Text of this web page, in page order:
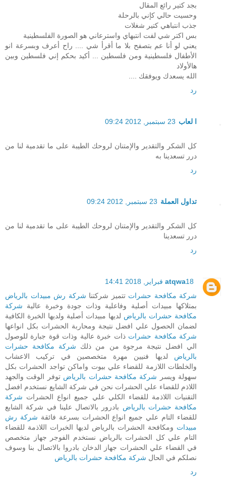
بجد كتير رائع المقال
وحسيت حالي كإني بالرحلة
جذب انتباهي كتير شغلات
بس اكتر شي لفت انتبهاي واسترعاني هو الصورة الفلسطينية
يعني لو أنا عم بتصفح بلا ما أقرأ شي .... راح أعرف وبسرعة انو
الأطفال فلسطينية ومن فلسطين ... أكيد بحكم إني فلسطين وبين
هالأولاد
الله يسعدك ويوفقك ....
رد
ا لعاب 23 سبتمبر, 2012 09:24
كل الشكر والتقدير والإمتنان لروحك الطيبة على ما تقدمية لنا من
درر تسعدينا به
رد
تداول العملة 23 سبتمبر, 2012 09:24
كل الشكر والتقدير والإمتنان لروحك الطيبة على ما تقدمية لنا من
درر تسعدينا
رد
atqwa18 فبراير, 2018 14:41
شركة مكافحة حشرات تتميز شركتنا شركة رش مبيدات بالرياض
بمتلاكها مبيدات أصلية وفاعلية وذات جودة وخبرة عالية شركة
مكافحة حشرات بالرياض لديها مبيدات أصلية ولديها الخبرة الكافية
لضمان الحصول علي افضل نتيجة ومحاربة الحشرات بكل انواعها
شركة مكافحة حشرات ذات خبرة عالية وذات قوة جبارة للوصول
الي افضل نتيجة مرجوة من من ذلك شركة مكافحة حشرات
بالرياض لديها فنيين مهرة متخصصين في تركيب الاعشاب
والخلطات اللازمة للقضاء علي بيوت واماكن تواجد الحشرات بكل
سهولة ويسر
شركة مكافحة حشرات بالرياض توفر الوقت والجهد
اللاذم للقضاء علي الحشرات نحن في شركة الشايع نستخدم افضل
التقنيات اللاذمة للقضاء الكلي علي جميع انواع الحشرات شركة
مكافحة حشرات بالرياض بادرور بالاتصال علينا في شركة الشايع
للقضاء التام علي جميع انواع الحشرات بسرعة فائقة شركة رش
مبيدات ومكافحة الحشرات بالرياض لديها الخبرات اللاذمة للقضاء
التام علي كل الحشرات بالرياض نستخدم الفوجر جهاز متخصص
في القضاء علي الحشرات جهاز الدخان بادروا بالاتصال بنا وسوف
نصلكم في الحال شركة مكافحة حشرات بالرياض
رد